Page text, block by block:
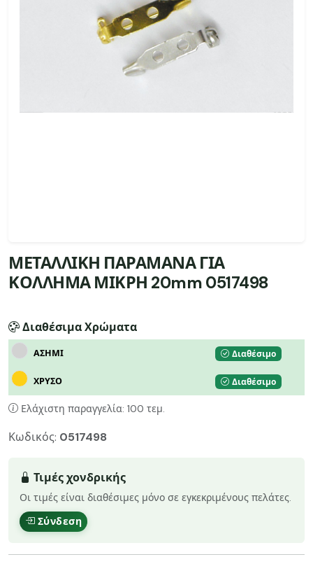
ΜΕΤΑΛΛΙΚΗ ΠΑΡΑΜΑΝΑ ΓΙΑ
ΚΟΛΛΗΜΑ ΜΙΚΡΗ 20mm 0517498
Διαθέσιμα Χρώματα
ΑΣΗΜΙ Διαθέσιμο
ΧΡΥΣΟ Διαθέσιμο
Ελάχιστη παραγγελία: 100 τεμ.
Κωδικός: 0517498
Τιμές χονδρικής
Οι τιμές είναι διαθέσιμες μόνο σε εγκεκριμένους πελάτες.
Σύνδεση